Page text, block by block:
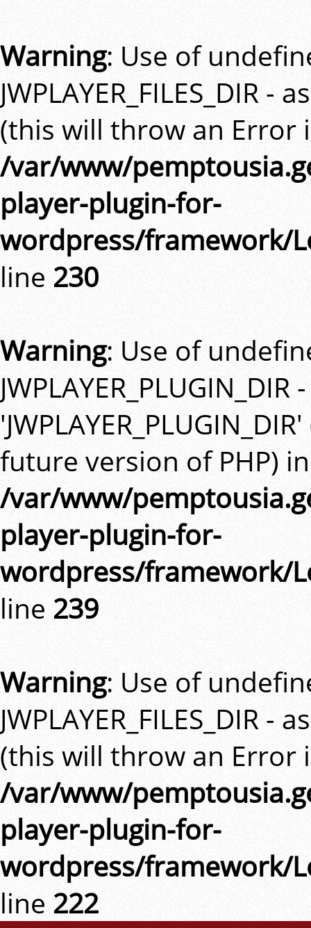
Warning: Use of
JWPLAYER_FILES_DIR -
(this will throw an Error
/var/www/
player-plugin-for-
wordpress/framework/
line 230
Warning: Use of
future version of PHP) in
/var/www/
player-plugin-for-
wordpress/framework/
line 239
Warning: Use of
JWPLAYER_FILES_DIR -
(this will throw an Error
/var/www/
player-plugin-for-
wordpress/framework/
line 222